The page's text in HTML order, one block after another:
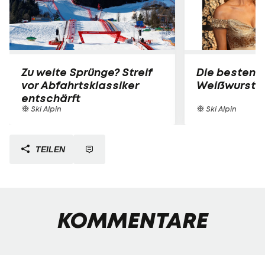
Zu weite Sprünge? Streif
vor Abfahrtsklassiker
entschärft
Ski Alpin
Die besten
Weißwurst-
Ski Alpin
TEILEN
KOMMENTARE